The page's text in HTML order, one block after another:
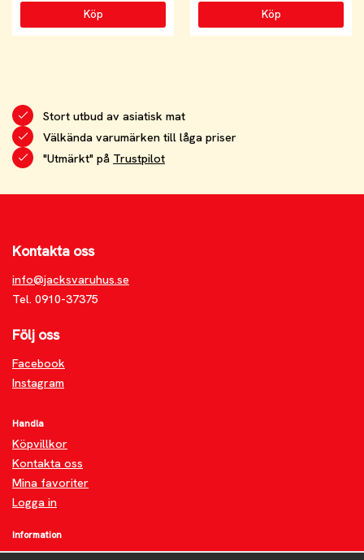
Köp Köp
Stort utbud av asiatisk mat
Välkända varumärken till låga priser
"Utmärkt" på Trustpilot
Kontakta oss
info@jacksvaruhus.se
Tel. 0910-37375
Följ oss
Facebook
Instagram
Handla
Köpvillkor
Kontakta oss
Mina favoriter
Logga in
Information
Om oss